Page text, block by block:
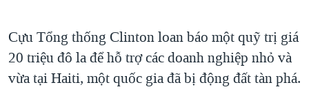
CÁC GIÁ TRỊ CỘNG HÒA Ở VIỆT NAM
THƯỢNG ĐỈNH TRUMP-KIM TẠI VIỆT NAM
TRỊNH VĨNH BÌNH VS. CHÍNH PHỦ VIỆT NAM
Cựu Tổng thống Clinton loan báo một quỹ trị giá
20 triệu đô la để hỗ trợ các doanh nghiệp nhỏ và
vừa tại Haiti, một quốc gia đã bị động đất tàn phá.